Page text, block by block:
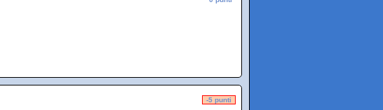
-5 punti